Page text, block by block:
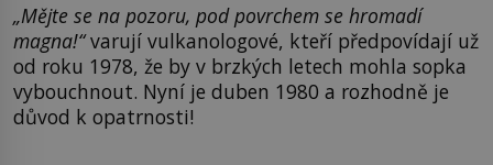
„Mějte se na pozoru, pod povrchem se hromadí
magna!“varují vulkanologové, kteří předpovídají už
od roku 1978, že by v brzkých letech mohla sopka
vybouchnout. Nyní je duben 1980 a rozhodně je
důvod k opatrnosti!